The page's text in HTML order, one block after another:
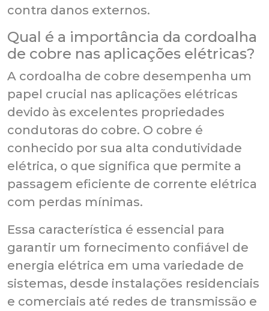
contra danos externos.
Qual é a importância da cordoalha
de cobre nas aplicações elétricas?
A cordoalha de cobre desempenha um
papel crucial nas aplicações elétricas
devido às excelentes propriedades
condutoras do cobre. O cobre é
conhecido por sua alta condutividade
elétrica, o que significa que permite a
passagem eficiente de corrente elétrica
com perdas mínimas.
Essa característica é essencial para
garantir um fornecimento confiável de
energia elétrica em uma variedade de
sistemas, desde instalações residenciais
e comerciais até redes de transmissão e